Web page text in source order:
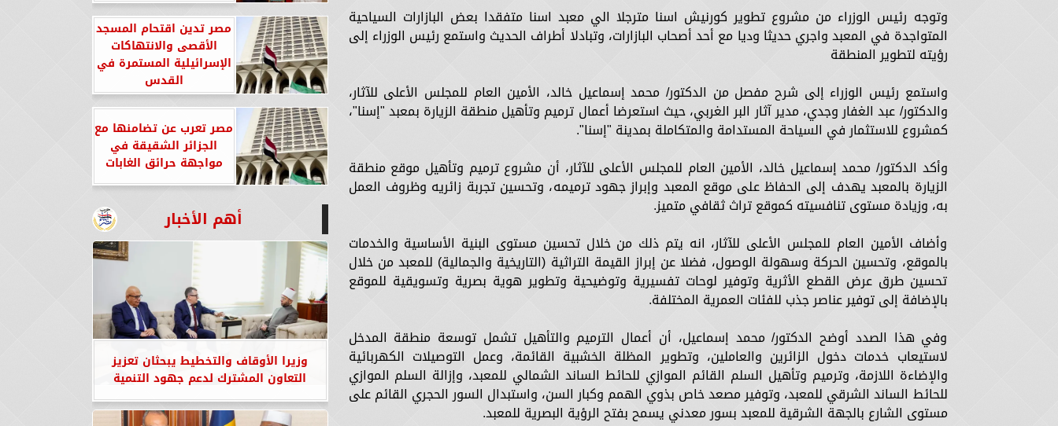
وتوجه رئيس الوزراء من مشروع تطوير كورنيش اسنا مترجلا الي معبد اسنا متفقدا بعض البازارات السياحية
المتواجدة في المعبد واجري حديثا وديا مع أحد أصحاب البازارات، وتبادلا أطراف الحديث واستمع رئيس الوزراء إلى
رؤيته لتطوير المنطقة
واستمع رئيس الوزراء إلى شرح مفصل من الدكتور/ محمد إسماعيل خالد، الأمين العام للمجلس الأعلى للآثار،
والدكتور/ عبد الغفار وجدي، مدير آثار البر الغربي، حيث استعرضا أعمال ترميم وتأهيل منطقة الزيارة بمعبد "إسنا"،
كمشروع للاستثمار في السياحة المستدامة والمتكاملة بمدينة "إسنا".
وأكد الدكتور/ محمد إسماعيل خالد، الأمين العام للمجلس الأعلى للآثار، أن مشروع ترميم وتأهيل موقع منطقة
الزيارة بالمعبد يهدف إلى الحفاظ على موقع المعبد وإبراز جهود ترميمه، وتحسين تجربة زائريه وظروف العمل
به، وزيادة مستوى تنافسيته كموقع تراث ثقافي متميز.
وأضاف الأمين العام للمجلس الأعلى للآثار، انه يتم ذلك من خلال تحسين مستوى البنية الأساسية والخدمات
بالموقع، وتحسين الحركة وسهولة الوصول، فضلا عن إبراز القيمة التراثية (التاريخية والجمالية) للمعبد من خلال
تحسين طرق عرض القطع الأثرية وتوفير لوحات تفسيرية وتوضيحية وتطوير هوية بصرية وتسويقية للموقع
بالإضافة إلى توفير عناصر جذب للفئات العمرية المختلفة.
وفي هذا الصدد أوضح الدكتور/ محمد إسماعيل، أن أعمال الترميم والتأهيل تشمل توسعة منطقة المدخل
لاستيعاب خدمات دخول الزائرين والعاملين، وتطوير المظلة الخشبية القائمة، وعمل التوصيلات الكهربائية
والإضاءة اللازمة، وترميم وتأهيل السلم القائم الموازي للحائط الساند الشمالي للمعبد، وإزالة السلم الموازي
للحائط الساند الشرقي للمعبد، وتوفير مصعد خاص بذوي الهمم وكبار السن، واستبدال السور الحجري القائم على
مستوى الشارع بالجهة الشرقية للمعبد بسور معدني يسمح بفتح الرؤية البصرية للمعبد.
مصر تدين اقتحام المسجد
الأقصى والانتهاكات
الإسرائيلية المستمرة في
القدس
مصر تعرب عن تضامنها مع
الجزائر الشقيقة في
مواجهة حرائق الغابات
أهم الأخبار
وزيرا الأوقاف والتخطيط يبحثان تعزيز
التعاون المشترك لدعم جهود التنمية